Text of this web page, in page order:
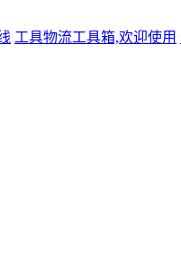
工具物流工具箱,欢迎使用